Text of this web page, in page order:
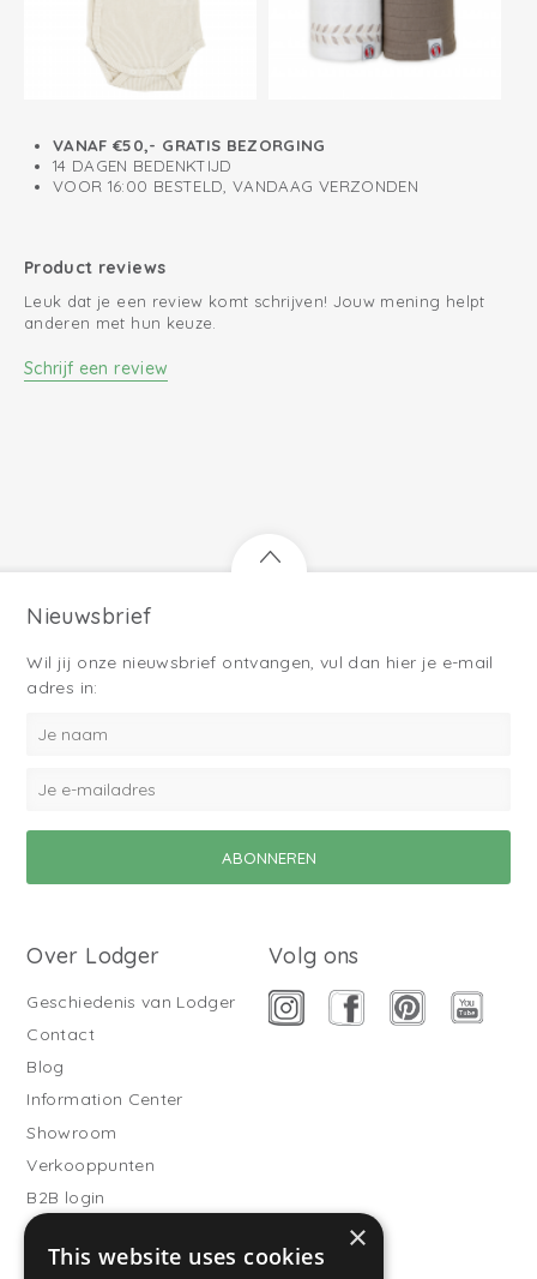
VANAF €50,- GRATIS BEZORGING
14 DAGEN BEDENKTIJD
VOOR 16:00 BESTELD, VANDAAG VERZONDEN
Product reviews
Leuk dat je een review komt schrijven! Jouw mening helpt
anderen met hun keuze.
Schrijf een review
Nieuwsbrief
Wil jij onze nieuwsbrief ontvangen, vul dan hier je e-mail
adres in:
Over Lodger
Geschiedenis van Lodger
Contact
Blog
Information Center
Showroom
Verkooppunten
B2B login
Buitenslaapzakken
Word verkooppartner
Volg ons
×
This website uses cookies